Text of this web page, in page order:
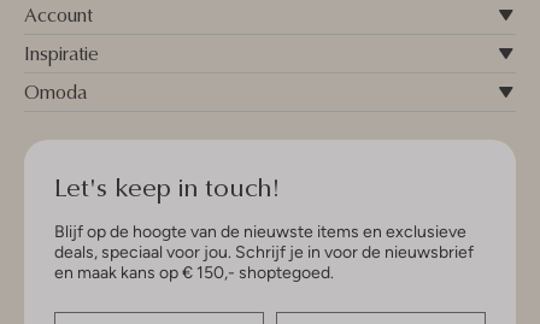
Account
Inspiratie
Omoda
Let's keep in touch!
Blijf op de hoogte van de nieuwste items en exclusieve
deals, speciaal voor jou. Schrijf je in voor de nieuwsbrief
en maak kans op € 150,- shoptegoed.